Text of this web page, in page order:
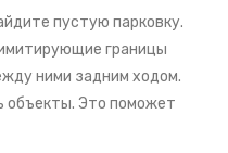
пустую парковку.
границы
ними задним ходом.
объекты. Это поможет